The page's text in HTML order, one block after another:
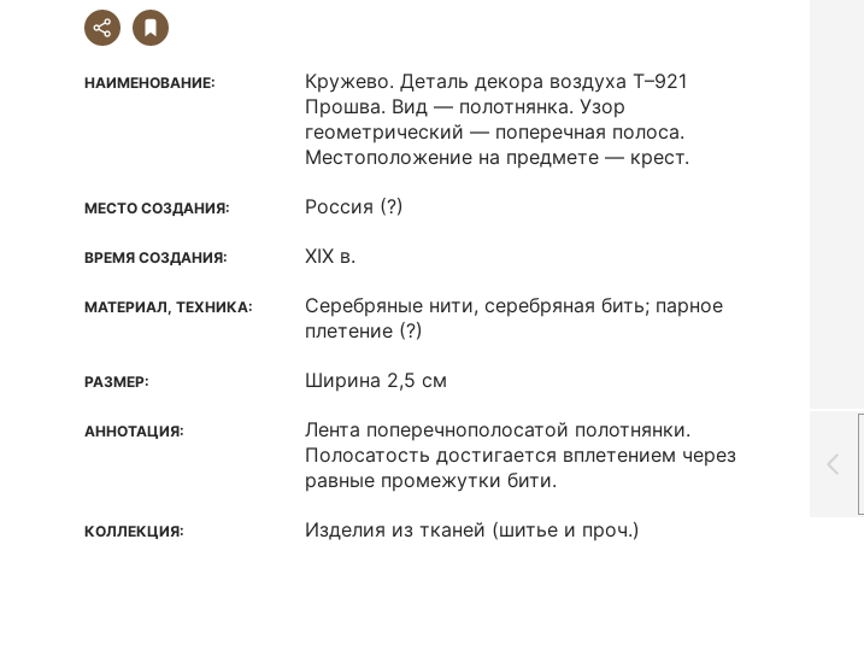
НАИМЕНОВАНИЕ:
Кружево. Деталь декора воздуха Т–921
Прошва. Вид — полотнянка. Узор
геометрический — поперечная полоса.
Местоположение на предмете — крест.
МЕСТО СОЗДАНИЯ: Россия (?)
ВРЕМЯ СОЗДАНИЯ: XIX в.
МАТЕРИАЛ, ТЕХНИКА:
Серебряные нити, серебряная бить; парное
плетение (?)
РАЗМЕР: Ширина 2,5 см
АННОТАЦИЯ:
Лента поперечнополосатой полотнянки.
Полосатость достигается вплетением через
равные промежутки бити.
КОЛЛЕКЦИЯ: Изделия из тканей (шитье и проч.)